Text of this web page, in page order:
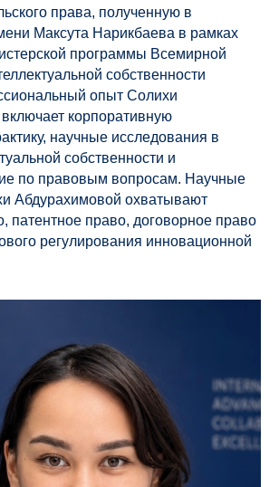
права, полученную в
Максута Нарикбаева в рамках
программы Всемирной
собственности
опыт Солихи
корпоративную
научные исследования в
собственности и
по правовым вопросам. Научные
Абдурахимовой охватывают
патентное право, договорное право
регулирования инновационной